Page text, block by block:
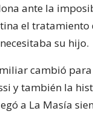
ante la
el tratamiento
su hijo.
cambió
y también la
a La Masía